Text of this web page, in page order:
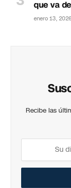
que va
enero 13, 2026
Recibe las